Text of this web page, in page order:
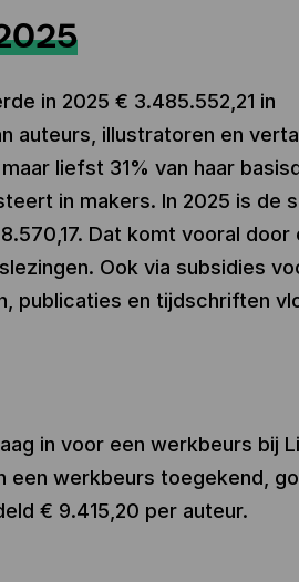
in 2025 € 3.485.552,21 in
auteurs, illustratoren en
liefst 31% van haar
in makers. In 2025 is de
Dat komt vooral door
Ook via subsidies
publicaties en tijdschriften
in voor een werkbeurs bij
een werkbeurs toegekend,
€ 9.415,20 per auteur.